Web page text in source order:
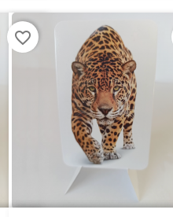
favorite_border